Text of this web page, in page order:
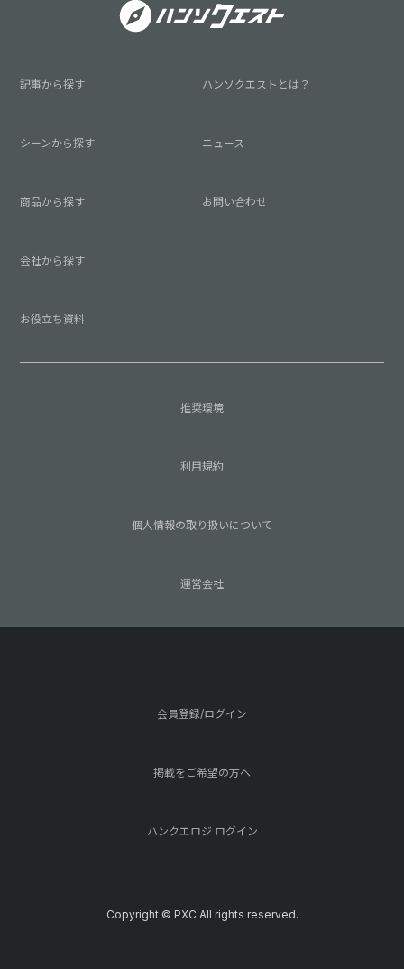
記事から探す
シーンから探す
商品から探す
会社から探す
お役立ち資料
ハンソクエストとは？
ニュース
お問い合わせ
推奨環境
利用規約
個人情報の取り扱いについて
運営会社
会員登録/ログイン
掲載をご希望の方へ
ハンクエロジ ログイン
Copyright © PXC All rights reserved.